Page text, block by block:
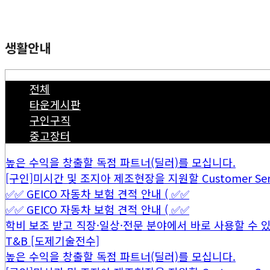
생활안내
전체
타운게시판
구인구직
중고장터
높은 수익을 창출할 독점 파트너(딜러)를 모십니다.
[구인]미시간 및 조지아 제조현장을 지원할 Customer
✅✅ GEICO 자동차 보험 견적 안내 ( ✅✅
✅✅ GEICO 자동차 보험 견적 안내 ( ✅✅
학비 보조 받고 직장·일상·전문 분야에서 바로 사용할 수
T&B [도제기술전수]
높은 수익을 창출할 독점 파트너(딜러)를 모십니다.